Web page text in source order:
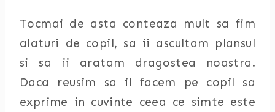
Tocmai de asta conteaza mult sa fim
alaturi de copil, sa ii ascultam plansul
si sa ii aratam dragostea noastra.
Daca reusim sa il facem pe copil sa
exprime in cuvinte ceea ce simte este